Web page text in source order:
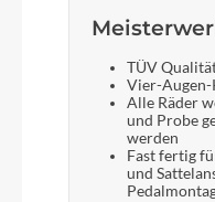
TÜV
Vier-
Alle Räder
und Probe
werden
Fast fertig
und